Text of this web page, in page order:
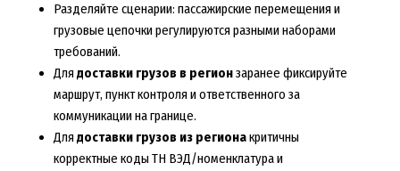
Разделяйте сценарии: пассажирские перемещения и
грузовые цепочки регулируются разными наборами
требований.
Длядоставки грузов в регионзаранее фиксируйте
маршрут, пункт контроля и ответственного за
коммуникации на границе.
Длядоставки грузов из регионакритичны
корректные коды ТН ВЭД/номенклатура и